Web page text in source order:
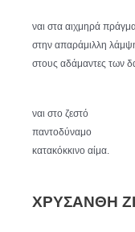
ναι στα αιχμηρά
στην απαράμιλλη
στους αδάμαντες των
ναι στο ζεστό
παντοδύναμο
κατακόκκινο αίμα.
ΧΡΥΣΑΝΘΗ